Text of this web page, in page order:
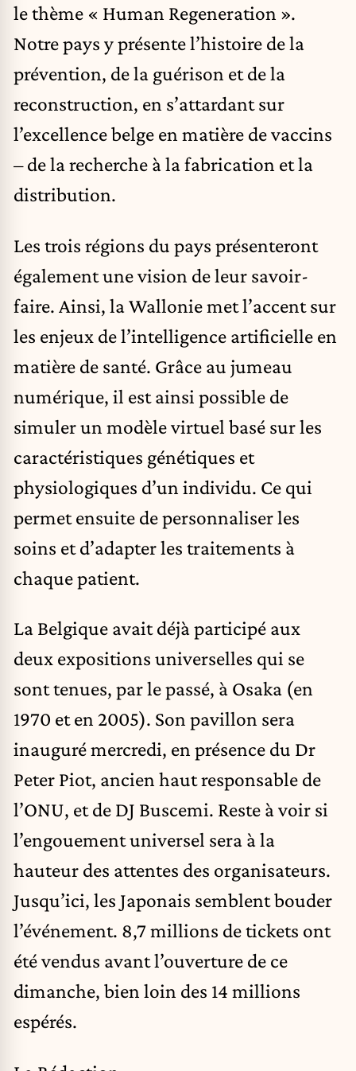
le thème « Human Regeneration ».
Notre pays y présente l’histoire de la
prévention, de la guérison et de la
reconstruction, en s’attardant sur
l’excellence belge en matière de vaccins
– de la recherche à la fabrication et la
distribution.
Les trois régions du pays présenteront
également une vision de leur savoir-
faire. Ainsi, la Wallonie met l’accent sur
les enjeux de l’intelligence artificielle en
matière de santé. Grâce au jumeau
numérique, il est ainsi possible de
simuler un modèle virtuel basé sur les
caractéristiques génétiques et
physiologiques d’un individu. Ce qui
permet ensuite de personnaliser les
soins et d’adapter les traitements à
chaque patient.
La Belgique avait déjà participé aux
deux expositions universelles qui se
sont tenues, par le passé, à Osaka (en
1970 et en 2005). Son pavillon sera
inauguré mercredi, en présence du Dr
Peter Piot, ancien haut responsable de
l’ONU, et de DJ Buscemi. Reste à voir si
l’engouement universel sera à la
hauteur des attentes des organisateurs.
Jusqu’ici, les Japonais semblent bouder
l’événement. 8,7 millions de tickets ont
été vendus avant l’ouverture de ce
dimanche, bien loin des 14 millions
espérés.